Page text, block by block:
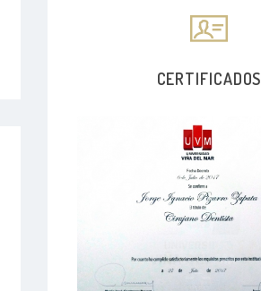
CERTIFICADOS